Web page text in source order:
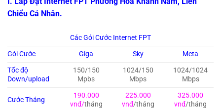
Chiểu Cá Nhân.
Các Gói Cước Internet FPT
Gói Cước
Giga Sky
Meta
Tốc độ
Down/upload
150/150
Mpbs
1024/150
Mbps
1024/1024
Mbps
Cước Tháng
190.000
vnđ/tháng
225.000
vnđ/tháng
325.000
vnđ/tháng